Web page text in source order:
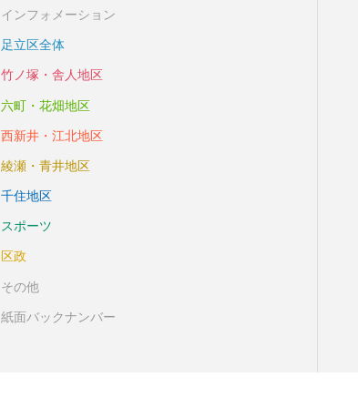
インフォメーション
足立区全体
竹ノ塚・舎人地区
六町・花畑地区
西新井・江北地区
綾瀬・青井地区
千住地区
スポーツ
区政
その他
紙面バックナンバー